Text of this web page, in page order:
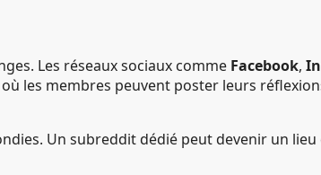
Les réseaux sociaux comme Facebook,
les membres peuvent poster leurs
Un subreddit dédié peut devenir un